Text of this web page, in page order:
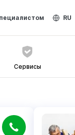
RU
Сервисы